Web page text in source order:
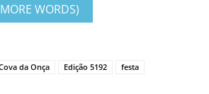
MORE WORDS)
da Onça Edição 5192 festa